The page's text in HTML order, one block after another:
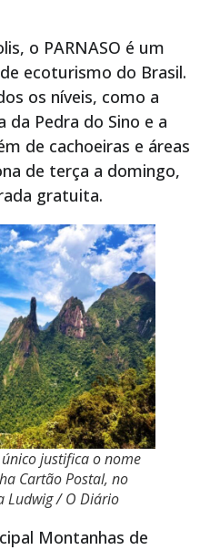
o PARNASO é um
ecoturismo do Brasil.
os níveis, como a
da Pedra do Sino e a
de cachoeiras e áreas
de terça a domingo,
gratuita.
justifica o nome
Cartão Postal, no
Ludwig / O Diário
Montanhas de